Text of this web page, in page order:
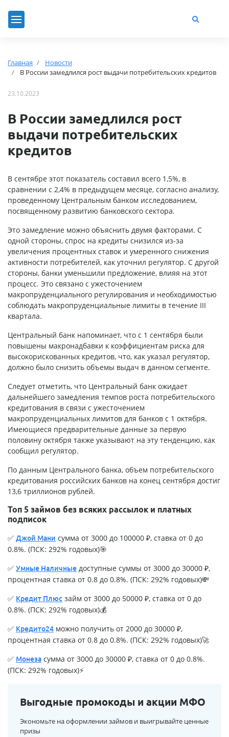
Главная
Новости
В России замедлился рост выдачи потребительских кредитов
23.10.2023
В России замедлился рост
выдачи потребительских
кредитов
В сентябре этот показатель составил всего 1,5%, в
сравнении с 2,4% в предыдущем месяце, согласно анализу,
проведенному Центральным банком исследованием,
посвященному развитию банковского сектора.
Это замедление можно объяснить двумя факторами. С
одной стороны, спрос на кредиты снизился из-за
увеличения процентных ставок и умеренного снижения
активности потребителей, как уточнил регулятор. С другой
стороны, банки уменьшили предложение, влияя на этот
процесс. Это связано с ужесточением
макропруденциального регулирования и необходимостью
соблюдать макропруденциальные лимиты в течение III
квартала.
Центральный банк напоминает, что с 1 сентября были
повышены макронадбавки к коэффициентам риска для
высокорискованных кредитов, что, как указал регулятор,
должно было снизить объемы выдач в данном сегменте.
Следует отметить, что Центральный банк ожидает
дальнейшего замедления темпов роста потребительского
кредитования в связи с ужесточением
макропруденциальных лимитов для банков с 1 октября.
Имеющиеся предварительные данные за первую
половину октября также указывают на эту тенденцию, как
сообщил регулятор.
По данным Центрального банка, объем потребительского
кредитования российских банков на конец сентября достиг
13,6 триллионов рублей.
Топ 5 займов без всяких рассылок и платных
подписок
✅ Джой Мани сумма от 3000 до 100000 ₽, ставка от 0 до
0.8%. (ПСК: 292% годовых)🎯
✅ Умные Наличные доступные суммы от 3000 до 30000 ₽,
процентная ставка от 0.8 до 0.8%. (ПСК: 292% годовых)💸
✅ Кредит Плюс займ от 3000 до 50000 ₽, ставка от 0 до
0.8%. (ПСК: 292% годовых)💰
✅ Кредито24 можно получить от 2000 до 30000 ₽,
процентная ставка от 0.8 до 0.8%. (ПСК: 292% годовых)🚀
✅ Монеза сумма от 3000 до 30000 ₽, ставка от 0 до 0.8%.
(ПСК: 292% годовых)⚡
Выгодные промокоды и акции МФО
Экономьте на оформлении займов и выигрывайте ценные
призы